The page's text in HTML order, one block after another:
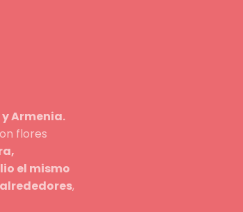
Armenia.
flores
el mismo
,